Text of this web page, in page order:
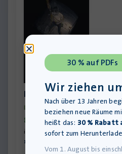
Der Tunnelbauer –
Lieferung bis 12.08.2026
8,00
inkl. MwSt., zzgl.Versandkosten
»In den Warenkorb
30 % auf PDFs
Wir ziehen
Nach über 13 Jahren
beziehen neue Räume
heißt das: 30 % Rabatt
sofort zum
Vom 1. August bis